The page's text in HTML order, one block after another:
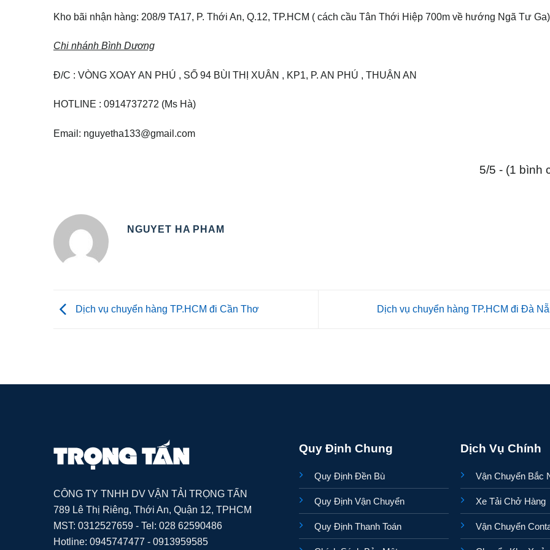
Kho bãi nhận hàng: 208/9 TA17, P. Thới An, Q.12, TP.HCM ( cách cầu Tân Thới Hiệp 700m về hướng Ngã Tư Ga)
Chi nhánh Bình Dương
Đ/C : VÒNG XOAY AN PHÚ , SỐ 94 BÙI THỊ XUÂN , KP1, P. AN PHÚ , THUẬN AN
HOTLINE : 0914737272 (Ms Hà)
Email: nguyetha133@gmail.com
5/5 - (1 bình
NGUYET HA PHAM
Dịch vụ chuyển hàng TP.HCM đi Cần Thơ Dịch vụ chuyển hàng TP.HCM đi Đà
CÔNG TY TNHH DV VẬN TẢI TRỌNG TẤN
789 Lê Thị Riêng, Thới An, Quận 12, TPHCM
MST: 0312527659 - Tel: 028 62590486
Hotline: 0945747477 - 0913959585
Quy Định Chung
Quy Định Đền Bù
Quy Định Vận Chuyển
Quy Định Thanh Toán
Dịch Vụ Chính
Vận Chuyển Bắc
Xe Tải Chở Hàng
Vận Chuyển